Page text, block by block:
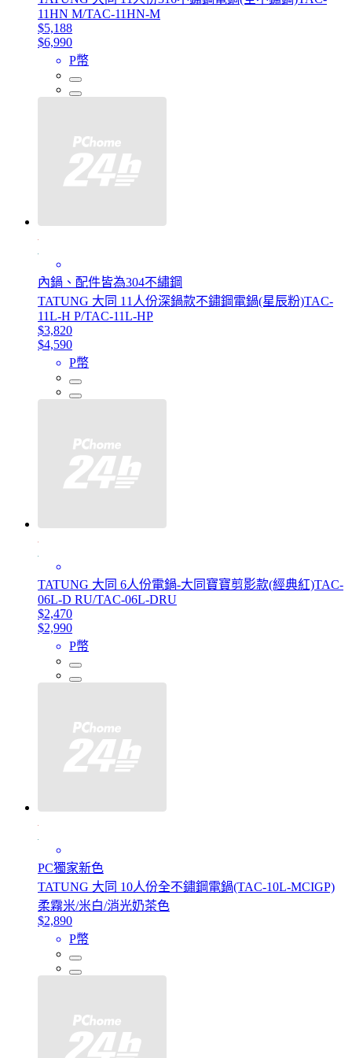
11HN M/TAC-11HN-M
$5,188
$6,990
P幣
內鍋、配件皆為304不繡鋼
TATUNG 大同 11人份深鍋款不鏽鋼電鍋(星辰粉)TAC-
11L-H P/TAC-11L-HP
$3,820
$4,590
P幣
TATUNG 大同 6人份電鍋-大同寶寶剪影款(經典紅)TAC-
06L-D RU/TAC-06L-DRU
$2,470
$2,990
P幣
PC獨家新色
TATUNG 大同 10人份全不鏽鋼電鍋(TAC-10L-MCIGP)
柔霧米/米白/消光奶茶色
$2,890
P幣